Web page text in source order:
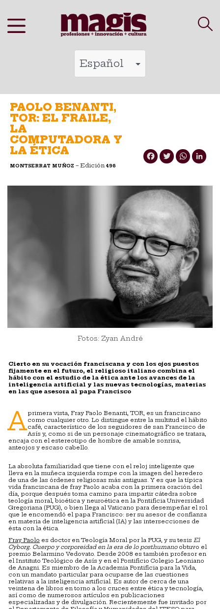
al
PAOLO BENANTI,
TOR: EL FRAILE,
LA
COMPUTADORA Y
LA ÉTICA
MONTSERRAT MUÑOZ – Edición496
Facebook Twitter WhatsApp
Fotos: Zyan André
Cierto en su vocación franciscana y con los ojos puestos
fijamente en el futuro, el religioso italiano combina el
hábito con el estudio de la ética ante los avances de la
inteligencia artificial y las nuevas tecnologías, materias
en las que asesora al papa Francisco
Aprimera vista, Fray Paolo Benanti, TOR, es un franciscano
como cualquier otro. Lo distingue entre la multitud el hábito
café, característico de los seguidores de san Francisco de
Asís y, como si de un personaje cinematográfico se tratara,
encaja con el estereotipo de hombre de amable sonrisa,
anteojos y escaso cabello.
La absoluta familiaridad que tiene con el reloj inteligente que
lleva en la muñeca izquierda rompe con la imagen del heredero
de una de las órdenes religiosas más antiguas. Y es que la típica
vida franciscana de fray Paolo acaba con la primera oración del
día, porque después toma camino para impartir cátedra sobre
teología moral, bioética y neuroética en la Pontificia Universidad
Gregoriana (PUG), o bien llega al Vaticano para desempeñar el rol
que le encomendó el papa Francisco: ser su asesor de confianza
en materia de inteligencia artificial (IA) y las intersecciones de
ésta con la ética.
Fray Paolo es doctor en Teología Moral por la PUG, y su tesis El
Cyborg. Cuerpo y corporeidad en la era de lo posthumanoobtuvo el
premio Belarmino Vedovato. Desde 2008 es también profesor en
el Instituto Teológico de Asís y en el Pontificio Colegio Leoniano
de Anagni. Es miembro de la Academia Pontificia para la Vida,
con un mandato particular para ocuparse de las cuestiones
relativas a la inteligencia artificial. Es autor de cerca de una
veintena de libros en torno a los cruces entre ética y tecnología,
así como de numerosos artículos en publicaciones
especializadas y de divulgación. Recientemente fue invitado por